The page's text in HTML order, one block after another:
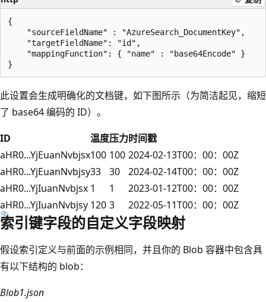
{
    "sourceFieldName" : "AzureSearch_DocumentKey",
    "targetFieldName": "id",
    "mappingFunction": { "name" : "base64Encode" }
此设置会生成明确化的文档键，如下图所示（为简洁起见，缩短
了 base64 编码的 ID）。
ID
温度压力时间戳
aHR0...YjEuanNvbjsx100 100 2024-02-13T00：00：00Z
aHR0...YjEuanNvbjsy33 30
2024-02-14T00：00：00Z
aHR0...YjIuanNvbjsx 1 1
2023-01-12T00：00：00Z
aHR0...YjIuanNvbjsy 120 3 2022-05-11T00：00：00Z
索引键字段的自定义字段映射
假设索引定义与前面的示例相同，并且你的 Blob 容器中包含具
有以下结构的 blob：
Blob1.json